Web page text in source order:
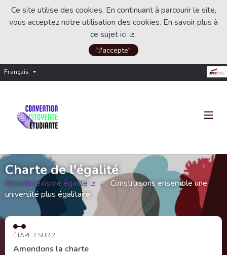
Ce site utilise des cookies. En continuant à parcourir le site,
vous acceptez notre utilisation des cookies. En savoir plus à
ce sujetici
(Lien externe)
.
"J'accepte"
Français Choisir la langue
Charte de l'égalité
#pasdesexisme égalité
(Lien externe)
Construisons ensemble une
université plus égalitaire
ÉTAPE 2 SUR 2
Amendons la charte